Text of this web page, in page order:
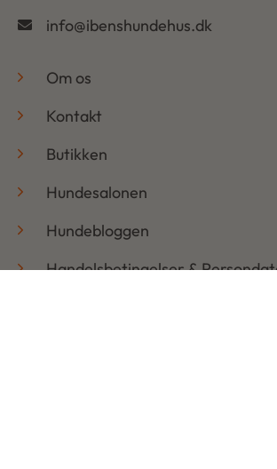
info@ibenshundehus.dk
Om os
Kontakt
Butikken
Hundesalonen
Hundebloggen
Handelsbetingelser &